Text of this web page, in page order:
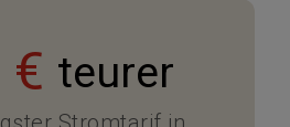
€ teurer